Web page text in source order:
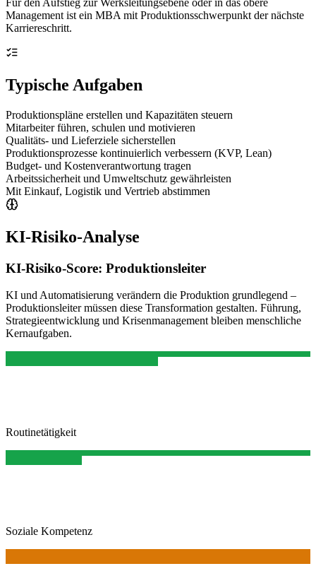
Für den Aufstieg zur Werksleitungsebene oder in das obere
Management ist ein MBA mit Produktionsschwerpunkt der nächste
Karriereschritt.
Typische Aufgaben
Produktionspläne erstellen und Kapazitäten steuern
Mitarbeiter führen, schulen und motivieren
Qualitäts- und Lieferziele sicherstellen
Produktionsprozesse kontinuierlich verbessern (KVP, Lean)
Budget- und Kostenverantwortung tragen
Arbeitssicherheit und Umweltschutz gewährleisten
Mit Einkauf, Logistik und Vertrieb abstimmen
KI-Risiko-Analyse
KI-Risiko-Score: Produktionsleiter
KI und Automatisierung verändern die Produktion grundlegend –
Produktionsleiter müssen diese Transformation gestalten. Führung,
Strategieentwicklung und Krisenmanagement bleiben menschliche
Kernaufgaben.
Routinetätigkeit
Soziale Kompetenz